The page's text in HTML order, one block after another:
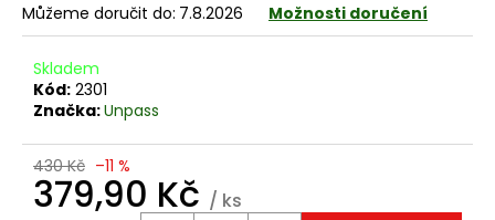
Můžeme doručit do: 7.8.2026 Možnosti doručení
Skladem
Kód: 2301
Značka:Unpass
430 Kč –11 %
379,90 Kč / ks
u
č
u
e
m
e